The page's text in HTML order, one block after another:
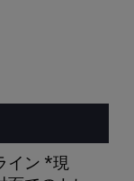
イン *現